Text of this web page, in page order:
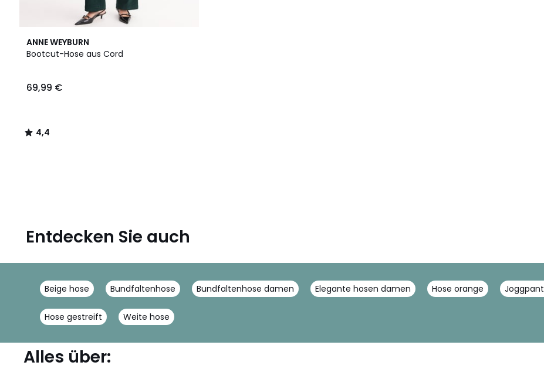
ANNE WEYBURN
Bootcut-Hose aus Cord
69,99 €
4,4
/ 5
4,4
/
Entdecken Sie auch
Beige hose Bundfaltenhose Bundfaltenhose damen Elegante hosen damen Hose orange
Hose gestreift Weite hose
Alles über: